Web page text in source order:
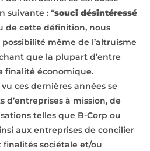
suivante : “souci désintéressé
de cette définition, nous
même de l’altruisme
que la plupart d’entre
finalité économique.
ces dernières années se
d’entreprises à mission, de
telles que B-Corp ou
aux entreprises de concilier
sociétale et/ou